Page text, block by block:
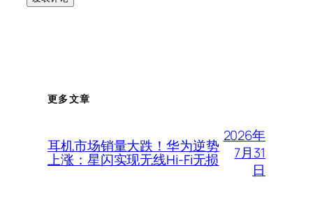
更多文章
耳机市场销量大跌！华为逆势
上涨：星闪实现无线Hi-Fi无损
2026年
7月31
日